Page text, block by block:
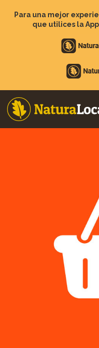
contenido
Para una mejor
que utilices la